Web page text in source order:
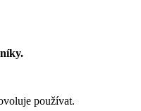
používat.